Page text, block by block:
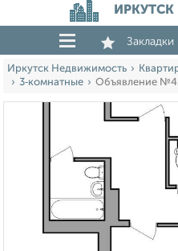
Закладки
Иркутск Недвижимость
3‑комнатные
Объявление